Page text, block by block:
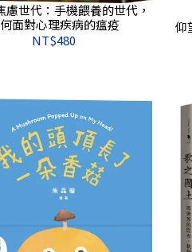
慮世代：手機餵養的世代，
面對心理疾病的瘟疫
NT$480
仰